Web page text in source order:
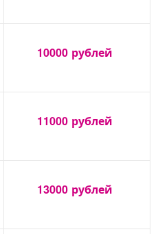
10000 рублей
11000 рублей
13000 рублей